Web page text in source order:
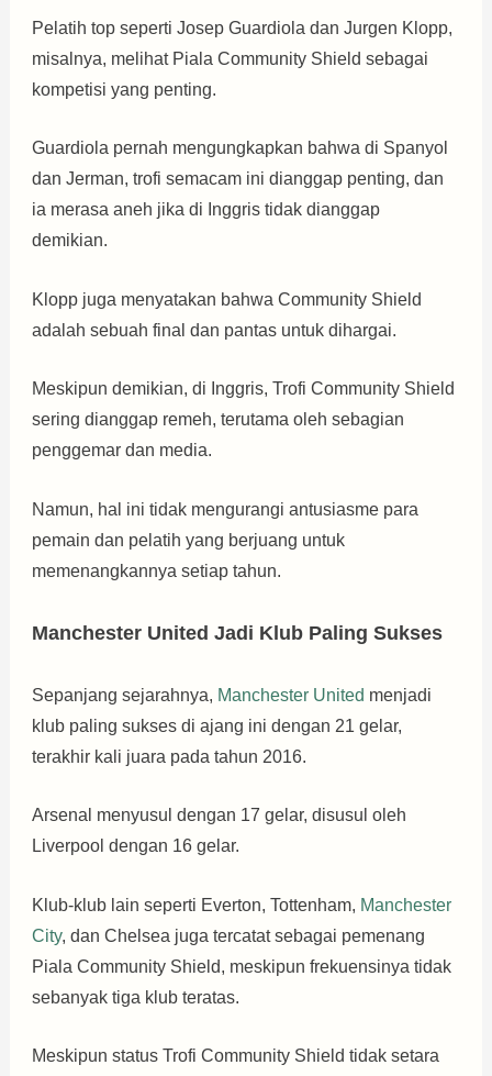
Pelatih top seperti Josep Guardiola dan Jurgen Klopp,
misalnya, melihat Piala Community Shield sebagai
kompetisi yang penting.
Guardiola pernah mengungkapkan bahwa di Spanyol
dan Jerman, trofi semacam ini dianggap penting, dan
ia merasa aneh jika di Inggris tidak dianggap
demikian.
Klopp juga menyatakan bahwa Community Shield
adalah sebuah final dan pantas untuk dihargai.
Meskipun demikian, di Inggris, Trofi Community Shield
sering dianggap remeh, terutama oleh sebagian
penggemar dan media.
Namun, hal ini tidak mengurangi antusiasme para
pemain dan pelatih yang berjuang untuk
memenangkannya setiap tahun.
Manchester United Jadi Klub Paling Sukses
Sepanjang sejarahnya, Manchester United menjadi
klub paling sukses di ajang ini dengan 21 gelar,
terakhir kali juara pada tahun 2016.
Arsenal menyusul dengan 17 gelar, disusul oleh
Liverpool dengan 16 gelar.
Klub-klub lain seperti Everton, Tottenham, Manchester
City, dan Chelsea juga tercatat sebagai pemenang
Piala Community Shield, meskipun frekuensinya tidak
sebanyak tiga klub teratas.
Meskipun status Trofi Community Shield tidak setara